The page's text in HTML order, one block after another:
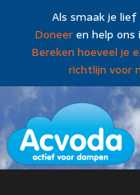
Als smaak je lief
Doneeren help
Bereken hoeveel je
richtlijn voor